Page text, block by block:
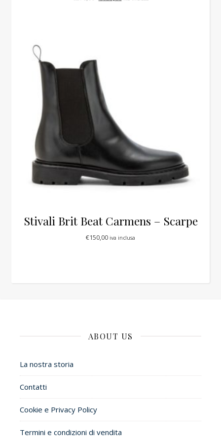
Stivali Brit Beat Carmens – Scarpe
€150,00 iva inclusa
ABOUT US
La nostra storia
Contatti
Cookie e Privacy Policy
Termini e condizioni di vendita